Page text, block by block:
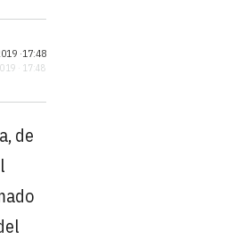
·17:48
· 17:48
de